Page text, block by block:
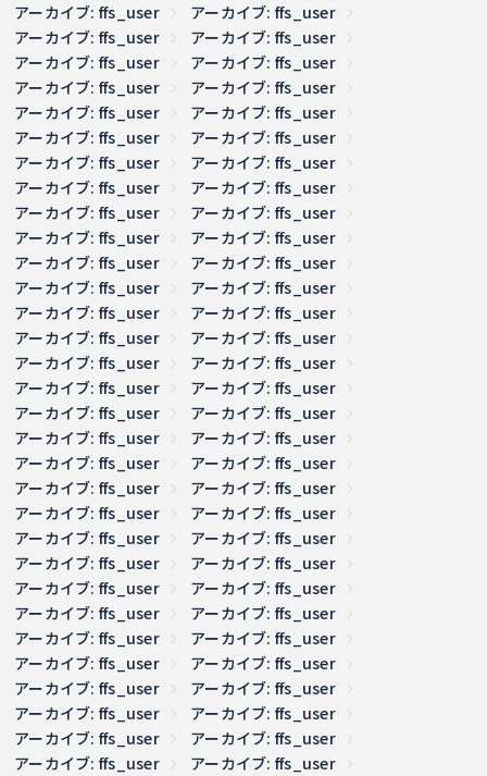
アーカイブ: ffs_user
アーカイブ: ffs_user
アーカイブ: ffs_user
アーカイブ: ffs_user
アーカイブ: ffs_user
アーカイブ: ffs_user
アーカイブ: ffs_user
アーカイブ: ffs_user
アーカイブ: ffs_user
アーカイブ: ffs_user
アーカイブ: ffs_user
アーカイブ: ffs_user
アーカイブ: ffs_user
アーカイブ: ffs_user
アーカイブ: ffs_user
アーカイブ: ffs_user
アーカイブ: ffs_user
アーカイブ: ffs_user
アーカイブ: ffs_user
アーカイブ: ffs_user
アーカイブ: ffs_user
アーカイブ: ffs_user
アーカイブ: ffs_user
アーカイブ: ffs_user
アーカイブ: ffs_user
アーカイブ: ffs_user
アーカイブ: ffs_user
アーカイブ: ffs_user
アーカイブ: ffs_user
アーカイブ: ffs_user
アーカイブ: ffs_user
アーカイブ: ffs_user
アーカイブ: ffs_user
アーカイブ: ffs_user
アーカイブ: ffs_user
アーカイブ: ffs_user
アーカイブ: ffs_user
アーカイブ: ffs_user
アーカイブ: ffs_user
アーカイブ: ffs_user
アーカイブ: ffs_user
アーカイブ: ffs_user
アーカイブ: ffs_user
アーカイブ: ffs_user
アーカイブ: ffs_user
アーカイブ: ffs_user
アーカイブ: ffs_user
アーカイブ: ffs_user
アーカイブ: ffs_user
アーカイブ: ffs_user
アーカイブ: ffs_user
アーカイブ: ffs_user
アーカイブ: ffs_user
アーカイブ: ffs_user
アーカイブ: ffs_user
アーカイブ: ffs_user
アーカイブ: ffs_user
アーカイブ: ffs_user
アーカイブ: ffs_user
アーカイブ: ffs_user
アーカイブ: ffs_user
アーカイブ: ffs_user